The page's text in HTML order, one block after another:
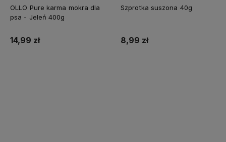
OLLO Pure karma mokra dla
psa - Jeleń 400g
14,99 zł
Szprotka suszona 40g
8,99 zł